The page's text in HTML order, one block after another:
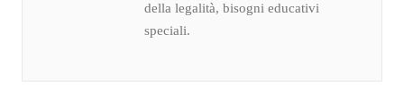
della legalità, bisogni educativi
speciali.